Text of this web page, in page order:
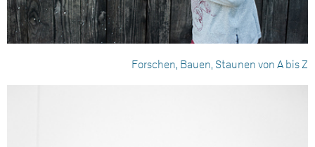
Forschen, Bauen, Staunen von A bis Z